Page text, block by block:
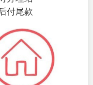
付尾款